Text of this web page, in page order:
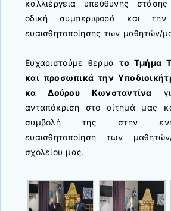
καλλιέργεια υπεύθυνης
οδική συμπεριφορά και
ευαισθητοποίησης των μαθητών/
Ευχαριστούμε θερμά το Τμήμα
και προσωπικά την
κα Δούρου Κωνσταντίνα
ανταπόκριση στο αίτημά μας
συμβολή της στην
ευαισθητοποίηση των
σχολείου μας.